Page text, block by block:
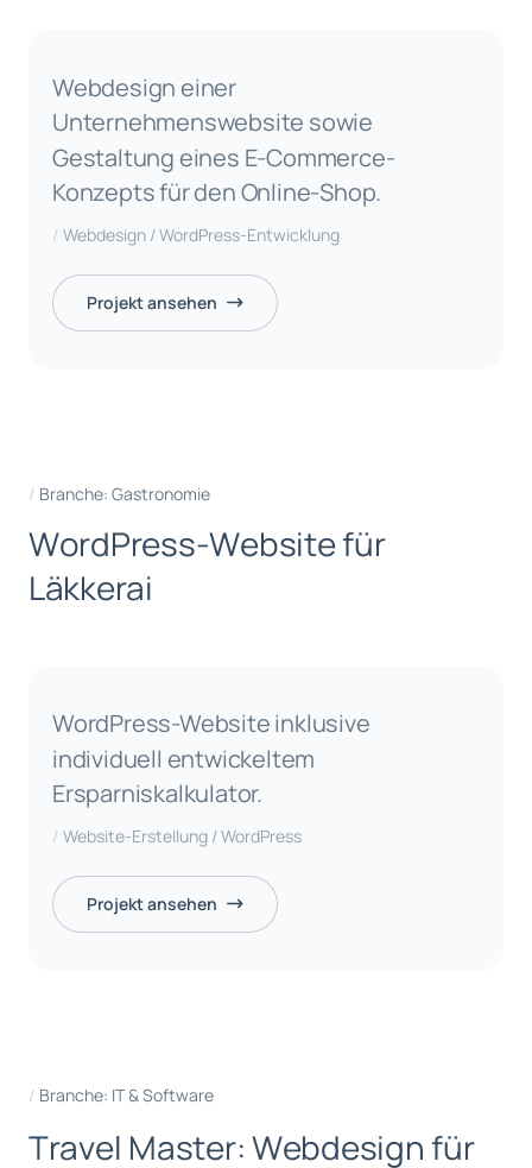
Webdesign einer
Unternehmenswebsite sowie
Gestaltung eines E-Commerce-
Konzepts für den Online-Shop.
Webdesign / WordPress-Entwicklung
Projekt ansehen
Branche: Gastronomie
WordPress-Websitefür
Läkkerai
WordPress-Website inklusive
individuell entwickeltem
Ersparniskalkulator.
Website-Erstellung / WordPress
Projekt ansehen
Branche: IT & Software
Travel Master:Webdesignfür